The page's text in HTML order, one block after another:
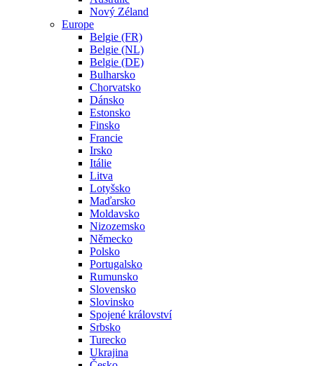
Nový Zéland
Europe
Belgie (FR)
Belgie (NL)
Belgie (DE)
Bulharsko
Chorvatsko
Dánsko
Estonsko
Finsko
Francie
Irsko
Itálie
Litva
Lotyšsko
Maďarsko
Moldavsko
Nizozemsko
Německo
Polsko
Portugalsko
Rumunsko
Slovensko
Slovinsko
Spojené království
Srbsko
Turecko
Ukrajina